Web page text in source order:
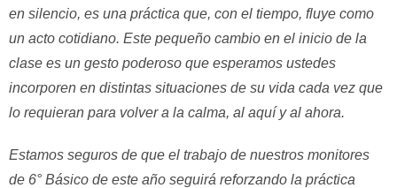
en silencio, es una práctica que, con el tiempo, fluye como
un acto cotidiano. Este pequeño cambio en el inicio de la
clase es un gesto poderoso que esperamos ustedes
incorporen en distintas situaciones de su vida cada vez que
lo requieran para volver a la calma, al aquí y al ahora.
Estamos seguros de que el trabajo de nuestros monitores
de 6° Básico de este año seguirá reforzando la práctica